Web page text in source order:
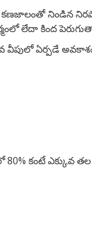
నిండిన
లేదా కింద
వీపులో ఏర్పడే
కంటే